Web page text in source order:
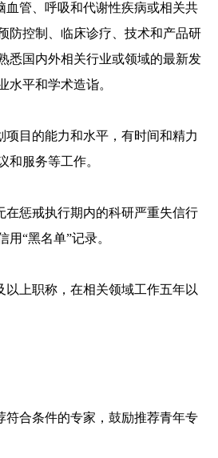
血管、呼吸和代谢性疾病或相关共
防控制、临床诊疗、技术和产品研
悉国内外相关行业或领域的最新发
水平和学术造诣。
项目的能力和水平，有时间和精力
和服务等工作。
在惩戒执行期内的科研严重失信行
“黑名单”记录。
以上职称，在相关领域工作五年以
符合条件的专家，鼓励推荐青年专